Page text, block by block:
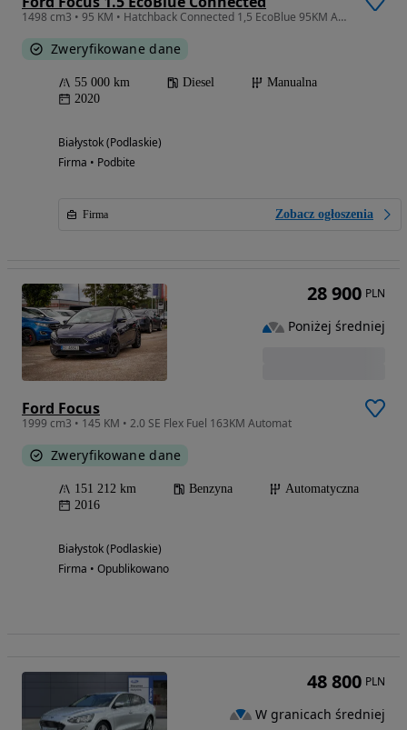
1498 cm3 • 95 KM • Hatchback Connected 1,5 EcoBlue 95KM ASO Forda Gwarancja
Zweryfikowane dane
55 000 km Diesel
Manualna
2020
Białystok (Podlaskie)
Firma • Podbite
Firma Zobacz ogłoszenia
Ford Focus
1999 cm3 • 145 KM • 2.0 SE Flex Fuel 163KM Automat
Zweryfikowane dane
151 212 km Benzyna
Automatyczna
2016
Białystok (Podlaskie)
Firma • Opublikowano
28 900 PLN
Poniżej średniej
48 800 PLN
W granicach średniej